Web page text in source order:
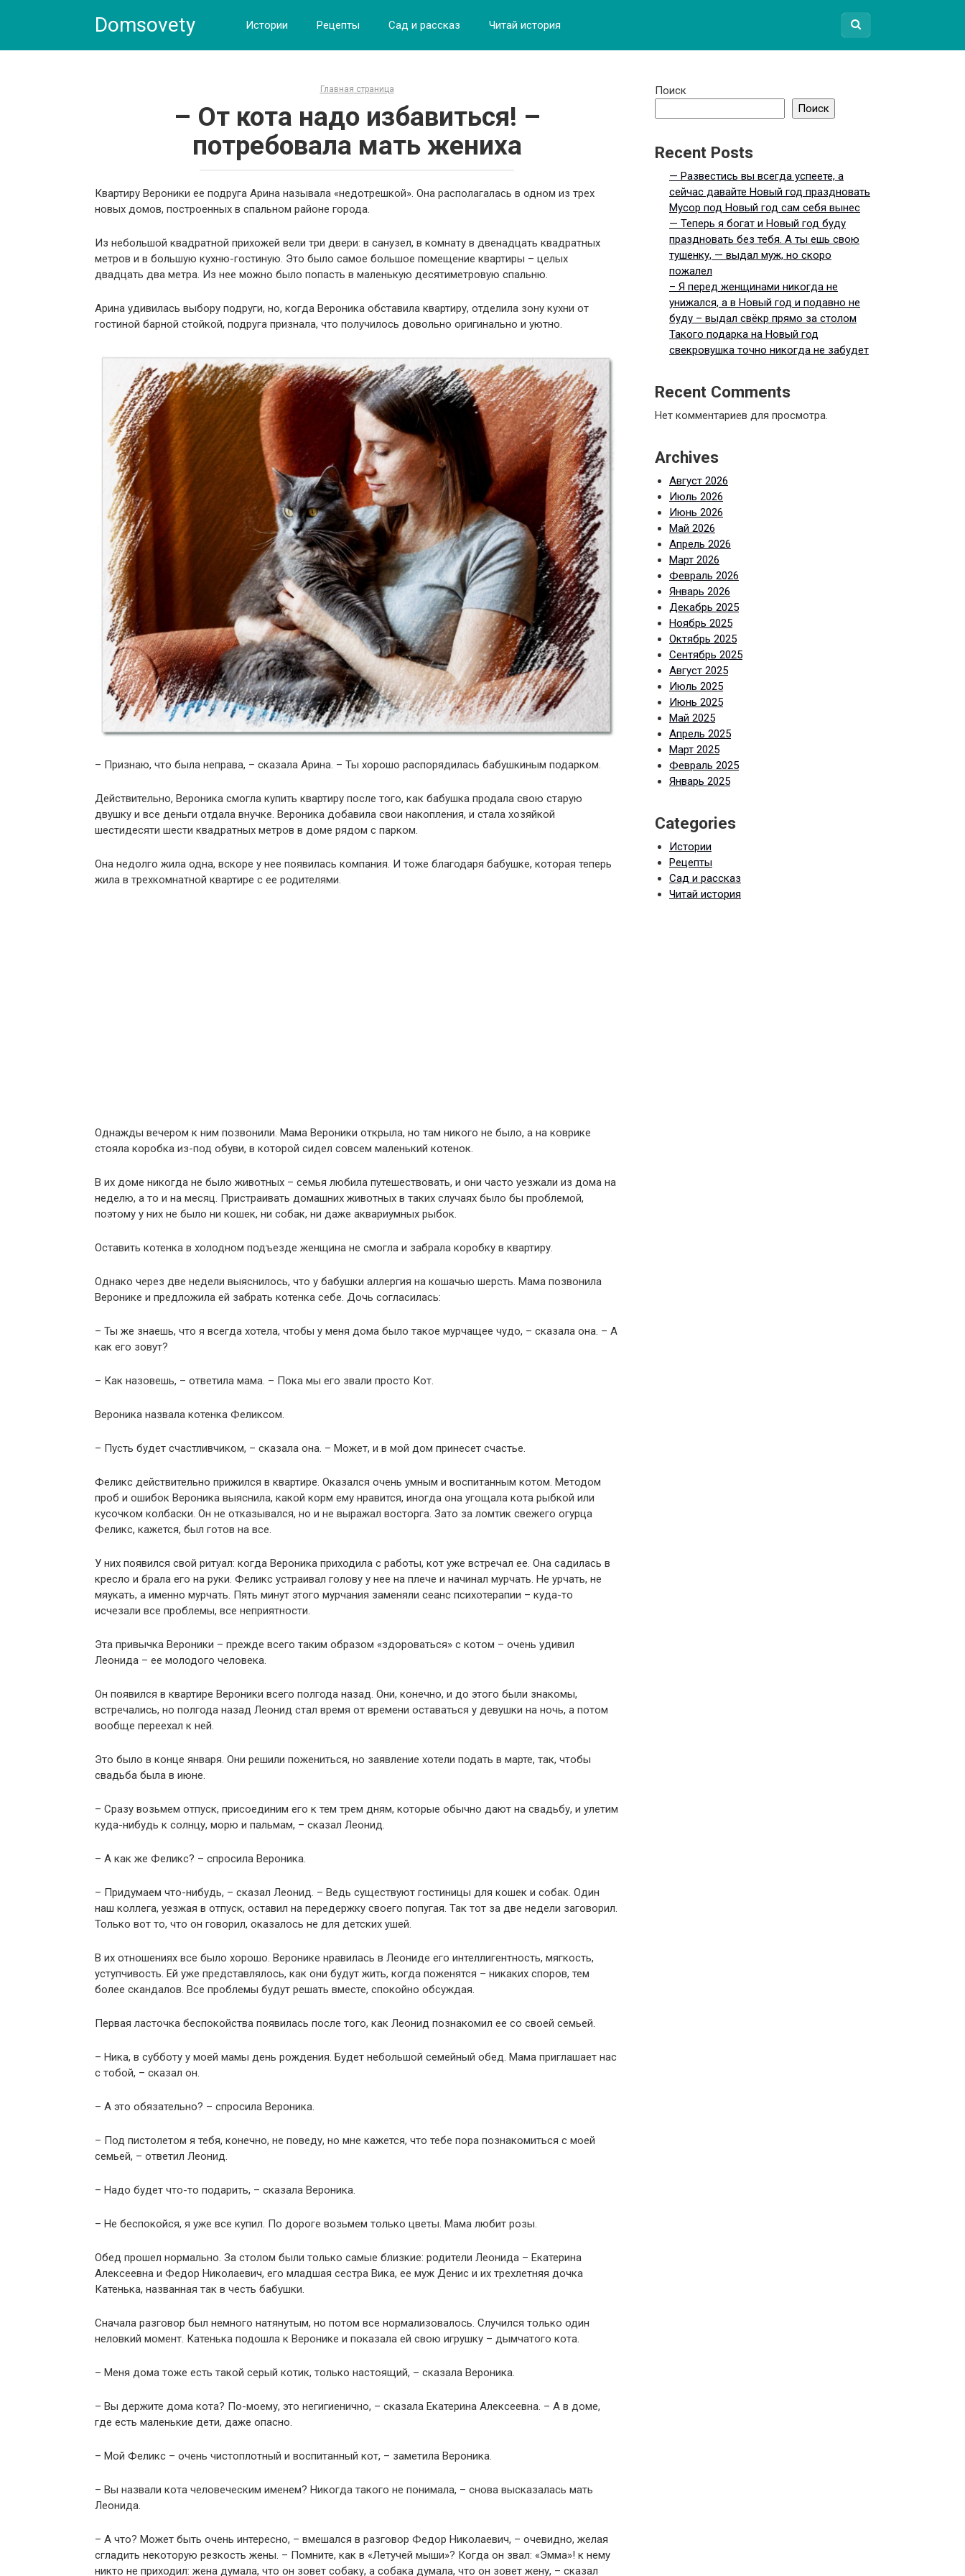
Domsovety Истории Рецепты Сад и рассказ Читай история
Главная страница
– От кота надо избавиться! –
потребовала мать жениха
Квартиру Вероники ее подруга Арина называла «недотрешкой». Она располагалась в одном из трех
новых домов, построенных в спальном районе города.
Из небольшой квадратной прихожей вели три двери: в санузел, в комнату в двенадцать квадратных
метров и в большую кухню-гостиную. Это было самое большое помещение квартиры – целых
двадцать два метра. Из нее можно было попасть в маленькую десятиметровую спальню.
Арина удивилась выбору подруги, но, когда Вероника обставила квартиру, отделила зону кухни от
гостиной барной стойкой, подруга признала, что получилось довольно оригинально и уютно.
– Признаю, что была неправа, – сказала Арина. – Ты хорошо распорядилась бабушкиным подарком.
Действительно, Вероника смогла купить квартиру после того, как бабушка продала свою старую
двушку и все деньги отдала внучке. Вероника добавила свои накопления, и стала хозяйкой
шестидесяти шести квадратных метров в доме рядом с парком.
Она недолго жила одна, вскоре у нее появилась компания. И тоже благодаря бабушке, которая теперь
жила в трехкомнатной квартире с ее родителями.
Однажды вечером к ним позвонили. Мама Вероники открыла, но там никого не было, а на коврике
стояла коробка из-под обуви, в которой сидел совсем маленький котенок.
В их доме никогда не было животных – семья любила путешествовать, и они часто уезжали из дома на
неделю, а то и на месяц. Пристраивать домашних животных в таких случаях было бы проблемой,
поэтому у них не было ни кошек, ни собак, ни даже аквариумных рыбок.
Оставить котенка в холодном подъезде женщина не смогла и забрала коробку в квартиру.
Однако через две недели выяснилось, что у бабушки аллергия на кошачью шерсть. Мама позвонила
Веронике и предложила ей забрать котенка себе. Дочь согласилась:
– Ты же знаешь, что я всегда хотела, чтобы у меня дома было такое мурчащее чудо, – сказала она. – А
как его зовут?
– Как назовешь, – ответила мама. – Пока мы его звали просто Кот.
Вероника назвала котенка Феликсом.
– Пусть будет счастливчиком, – сказала она. – Может, и в мой дом принесет счастье.
Феликс действительно прижился в квартире. Оказался очень умным и воспитанным котом. Методом
проб и ошибок Вероника выяснила, какой корм ему нравится, иногда она угощала кота рыбкой или
кусочком колбаски. Он не отказывался, но и не выражал восторга. Зато за ломтик свежего огурца
Феликс, кажется, был готов на все.
У них появился свой ритуал: когда Вероника приходила с работы, кот уже встречал ее. Она садилась в
кресло и брала его на руки. Феликс устраивал голову у нее на плече и начинал мурчать. Не урчать, не
мяукать, а именно мурчать. Пять минут этого мурчания заменяли сеанс психотерапии – куда-то
исчезали все проблемы, все неприятности.
Эта привычка Вероники – прежде всего таким образом «здороваться» с котом – очень удивил
Леонида – ее молодого человека.
Он появился в квартире Вероники всего полгода назад. Они, конечно, и до этого были знакомы,
встречались, но полгода назад Леонид стал время от времени оставаться у девушки на ночь, а потом
вообще переехал к ней.
Это было в конце января. Они решили пожениться, но заявление хотели подать в марте, так, чтобы
свадьба была в июне.
– Сразу возьмем отпуск, присоединим его к тем трем дням, которые обычно дают на свадьбу, и улетим
куда-нибудь к солнцу, морю и пальмам, – сказал Леонид.
– А как же Феликс? – спросила Вероника.
– Придумаем что-нибудь, – сказал Леонид. – Ведь существуют гостиницы для кошек и собак. Один
наш коллега, уезжая в отпуск, оставил на передержку своего попугая. Так тот за две недели заговорил.
Только вот то, что он говорил, оказалось не для детских ушей.
В их отношениях все было хорошо. Веронике нравилась в Леониде его интеллигентность, мягкость,
уступчивость. Ей уже представлялось, как они будут жить, когда поженятся – никаких споров, тем
более скандалов. Все проблемы будут решать вместе, спокойно обсуждая.
Первая ласточка беспокойства появилась после того, как Леонид познакомил ее со своей семьей.
– Ника, в субботу у моей мамы день рождения. Будет небольшой семейный обед. Мама приглашает нас
с тобой, – сказал он.
– А это обязательно? – спросила Вероника.
– Под пистолетом я тебя, конечно, не поведу, но мне кажется, что тебе пора познакомиться с моей
семьей, – ответил Леонид.
– Надо будет что-то подарить, – сказала Вероника.
– Не беспокойся, я уже все купил. По дороге возьмем только цветы. Мама любит розы.
Обед прошел нормально. За столом были только самые близкие: родители Леонида – Екатерина
Алексеевна и Федор Николаевич, его младшая сестра Вика, ее муж Денис и их трехлетняя дочка
Катенька, названная так в честь бабушки.
Сначала разговор был немного натянутым, но потом все нормализовалось. Случился только один
неловкий момент. Катенька подошла к Веронике и показала ей свою игрушку – дымчатого кота.
– Меня дома тоже есть такой серый котик, только настоящий, – сказала Вероника.
– Вы держите дома кота? По-моему, это негигиенично, – сказала Екатерина Алексеевна. – А в доме,
где есть маленькие дети, даже опасно.
– Мой Феликс – очень чистоплотный и воспитанный кот, – заметила Вероника.
– Вы назвали кота человеческим именем? Никогда такого не понимала, – снова высказалась мать
Леонида.
– А что? Может быть очень интересно, – вмешался в разговор Федор Николаевич, – очевидно, желая
сгладить некоторую резкость жены. – Помните, как в «Летучей мыши»? Когда он звал: «Эмма»! к нему
никто не приходил: жена думала, что он зовет собаку, а собака думала, что он зовет жену, – сказал
Поиск
Поиск
Recent Posts
— Развестись вы всегда успеете, а
сейчас давайте Новый год праздновать
Мусор под Новый год сам себя вынес
— Теперь я богат и Новый год буду
праздновать без тебя. А ты ешь свою
тушенку, — выдал муж, но скоро
пожалел
– Я перед женщинами никогда не
унижался, а в Новый год и подавно не
буду – выдал свёкр прямо за столом
Такого подарка на Новый год
свекровушка точно никогда не забудет
Recent Comments
Нет комментариев для просмотра.
Archives
Август 2026
Июль 2026
Июнь 2026
Май 2026
Апрель 2026
Март 2026
Февраль 2026
Январь 2026
Декабрь 2025
Ноябрь 2025
Октябрь 2025
Сентябрь 2025
Август 2025
Июль 2025
Июнь 2025
Май 2025
Апрель 2025
Март 2025
Февраль 2025
Январь 2025
Categories
Истории
Рецепты
Сад и рассказ
Читай история